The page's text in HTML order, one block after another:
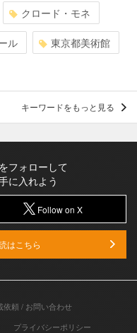
クロード・モネ
ル 東京都美術館
キーワードをもっと見る
フォローして
に入れよう
Follow on X
はこちら
依頼 / お問い合わせ
プライバシーポリシー